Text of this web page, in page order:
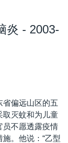
炎 - 2003-
省偏远山区的五
取灭蚊和为儿童
员不愿透露疫情
。他说：“乙型